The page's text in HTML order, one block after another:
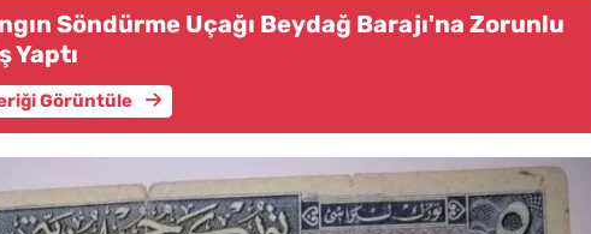
Söndürme Uçağı Beydağ Barajı'na Zorunlu
Yaptı
Görüntüle